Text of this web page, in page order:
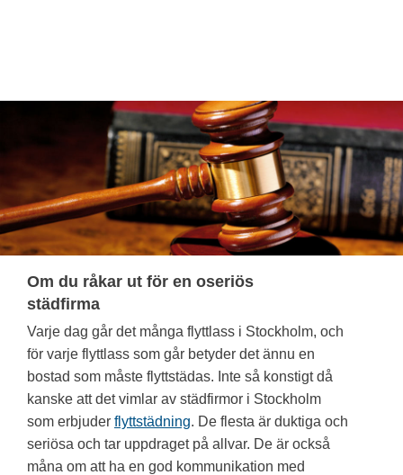
Om du råkar ut för en oseriös
städfirma
Varje dag går det många flyttlass i Stockholm, och
för varje flyttlass som går betyder det ännu en
bostad som måste flyttstädas. Inte så konstigt då
kanske att det vimlar av städfirmor i Stockholm
som erbjuder flyttstädning. De flesta är duktiga och
seriösa och tar uppdraget på allvar. De är också
måna om att ha en god kommunikation med